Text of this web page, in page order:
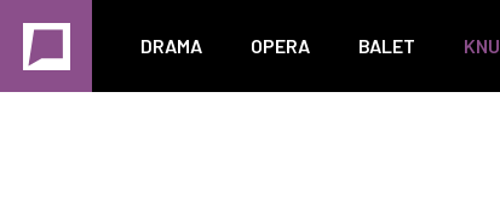
DRAMA OPERA BALET